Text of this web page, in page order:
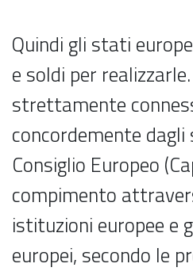
Quindi gli stati
e soldi per
strettamente
concordemente
Consiglio Europeo
compimento
istituzioni europee
europei, secondo le